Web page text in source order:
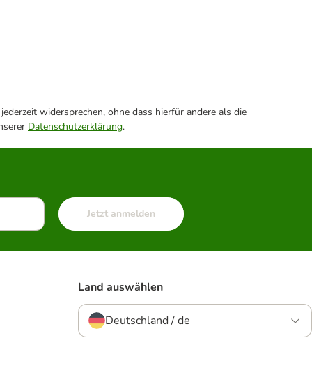
widersprechen, ohne dass hierfür andere als die
Datenschutzerklärung.
Jetzt anmelden
Land auswählen
Deutschland / de